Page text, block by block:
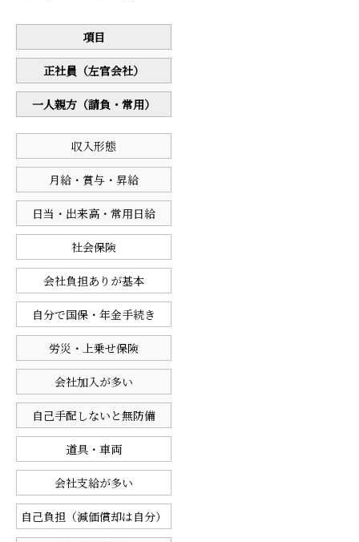
項目
正社員（左官会社）
一人親方（請負・常用）
収入形態
月給・賞与・昇給
日当・出来高・常用日給
社会保険
会社負担ありが基本
自分で国保・年金手続き
労災・上乗せ保険
会社加入が多い
自己手配しないと無防備
道具・車両
会社支給が多い
自己負担（減価償却は自分）